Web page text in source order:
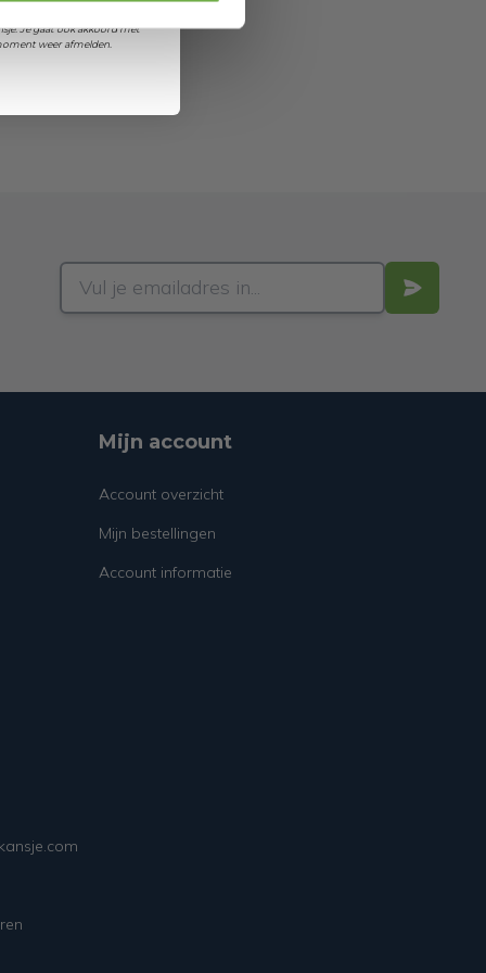
Mijn account
Account overzicht
Mijn bestellingen
Account informatie
Je gaat ook akkoord met
weer afmelden.